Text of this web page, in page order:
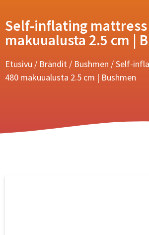
Self-inflating mattress
makuualusta 2.5 cm |
Etusivu / Brändit / Bushmen / Self-
480 makuualusta 2.5 cm | Bushmen